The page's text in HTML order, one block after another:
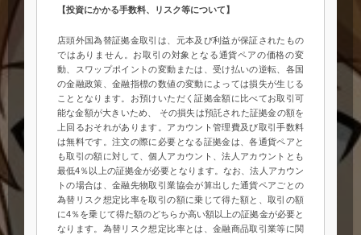
【投資にかかる手数料、リスク等について】
店頭外国為替証拠金取引は、元本及び利益が保証されたもの
ではありません。お取引の対象となる通貨ペアの価格の変
動、スワップポイントの変動または、受け払いの逆転、各国
の金融政策、金融指標の数値の変動によっては損失が生じる
こととなります。お預けいただく証拠金額に比べてお取引可
能な金額が大きいため、 その損失は預託された証拠金の額を
上回るおそれがあります。アカウント管理費及び取引手数料
は無料です。注文の際に必要となる証拠金は、各通貨ペアと
も取引の額に対して、個人アカウント、法人アカウントとも
最低4％以上の証拠金が必要となります。なお、法人アカウン
トの場合は、金融先物取引業協会が算出した通貨ペアごとの
為替リスク想定比率を取引の額に乗じて得た額と、取引の額
に4％を乗じて得た額のどちらか高い額以上の証拠金が必要と
なります。為替リスク想定比率とは、金融商品取引業等に関